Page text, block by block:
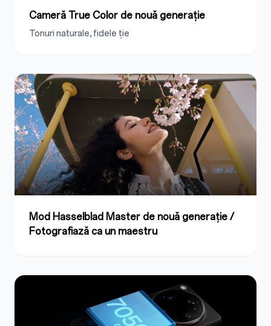
Cameră True Color de nouă generație
Tonuri naturale, fidele ție
Mod Hasselblad Master de nouă generație /
Fotografiază ca un maestru